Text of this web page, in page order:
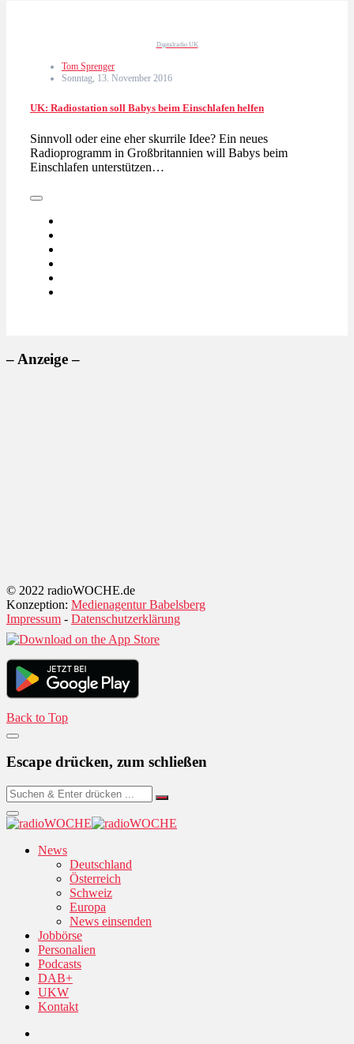
Digitalradio UK
Tom Sprenger
Sonntag, 13. November 2016
UK: Radiostation soll Babys beim Einschlafen helfen
Sinnvoll oder eine eher skurrile Idee? Ein neues
Radioprogramm in Großbritannien will Babys beim
Einschlafen unterstützen…
– Anzeige –
© 2022 radioWOCHE.de
Konzeption: Medienagentur Babelsberg
Impressum - Datenschutzerklärung
Back to Top
Escape drücken, zum schließen
News
Deutschland
Österreich
Schweiz
Europa
News einsenden
Jobbörse
Personalien
Podcasts
DAB+
UKW
Kontakt